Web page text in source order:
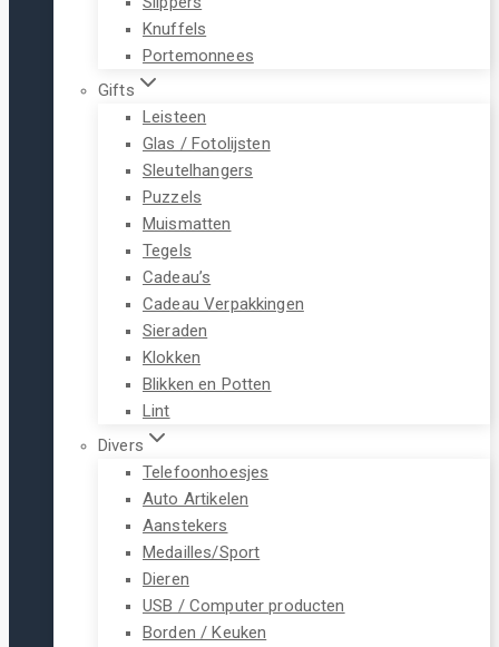
Knuffels
Portemonnees
Gifts
Leisteen
Glas / Fotolijsten
Sleutelhangers
Puzzels
Muismatten
Tegels
Cadeau’s
Cadeau Verpakkingen
Sieraden
Klokken
Blikken en Potten
Lint
Divers
Telefoonhoesjes
Auto Artikelen
Aanstekers
Medailles/Sport
Dieren
USB / Computer producten
Borden / Keuken